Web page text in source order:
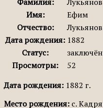
Имя:
Ефим
Отчество:
Дата рождения: 1882
Статус:
Просмотры:
52
Дата рождения: 1882 г.
Место рождения: с.